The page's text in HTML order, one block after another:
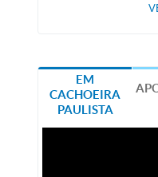
EM
CACHOEIRA
PAULISTA